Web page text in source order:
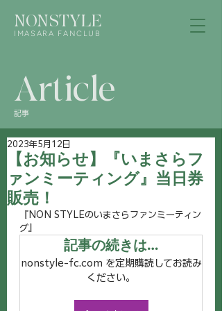
NONSTYLE
IMASARA FANCLUB
Article
記事
【お知らせ】『いまさらフ
ァンミーティング』当日券
販売！
2023年5月12日
『NON STYLEのいまさらファンミーティン
グ』
記事の続きは…
nonstyle-fc.com を定期購読してお読み
ください。